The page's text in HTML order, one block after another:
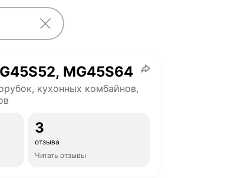
MG45S64
кухонных комбайнов,
3
отзыва
Читать отзывы